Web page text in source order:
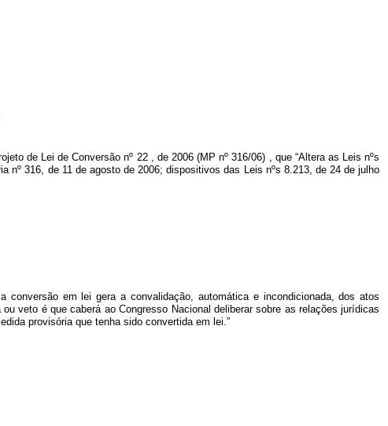
de Lei de Conversão nº 22
, de 2006 (MP nº316/06)
que “Altera as Leis nºs
316, de 11 de agosto de 2006; dispositivos das Leis nºs 8.213, de 24 de julho
em lei gera a convalidação, automática e incondicionada, dos atos
veto é que caberá ao Congresso Nacional deliberar sobre as relações jurídicas
provisória que tenha sido convertida em lei.”